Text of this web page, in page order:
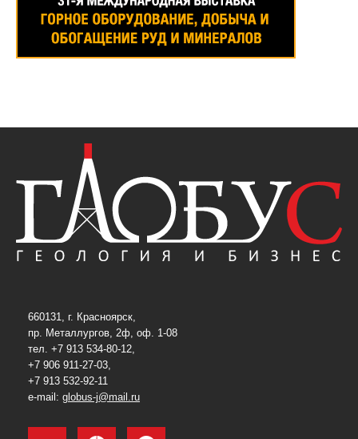
660131, г. Красноярск,
пр. Металлургов, 2ф, оф. 1-08
тел. +7 913 534-80-12,
+7 906 911-27-03,
+7 913 532-92-11
e-mail: globus-j@mail.ru